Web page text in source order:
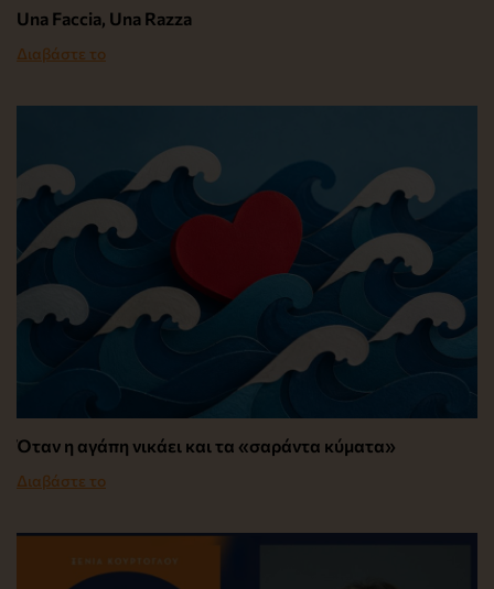
Una Faccia, Una Razza
Διαβάστε το
Όταν η αγάπη νικάει και τα «σαράντα κύματα»
Διαβάστε το